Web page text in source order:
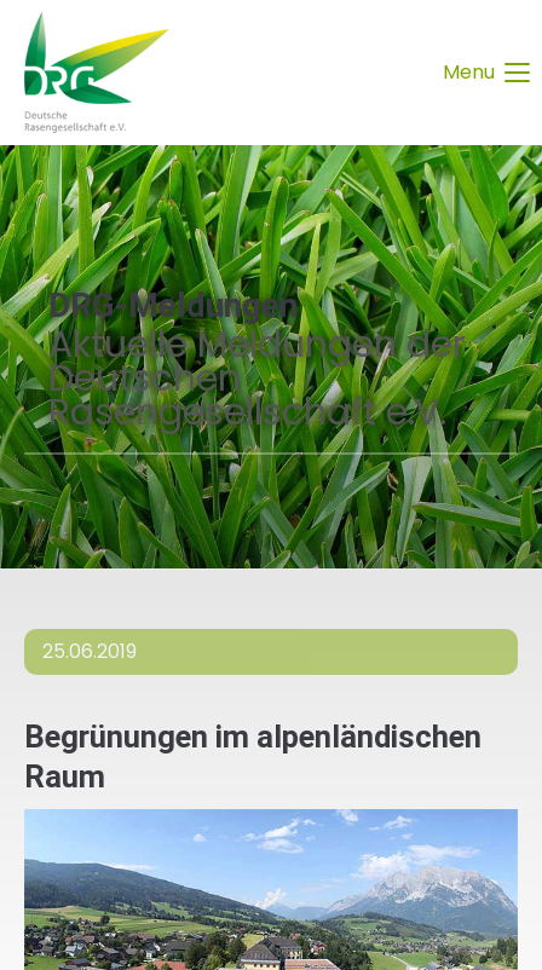
Menu
DRG-Meldungen
Aktuelle Meldungen der
Deutschen
Rasengesellschaft e.V.
25.06.2019
Begrünungen im alpenländischen
Raum